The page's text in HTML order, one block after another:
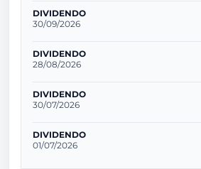
DIVIDENDO
30/09/2026
DIVIDENDO
28/08/2026
DIVIDENDO
30/07/2026
DIVIDENDO
01/07/2026